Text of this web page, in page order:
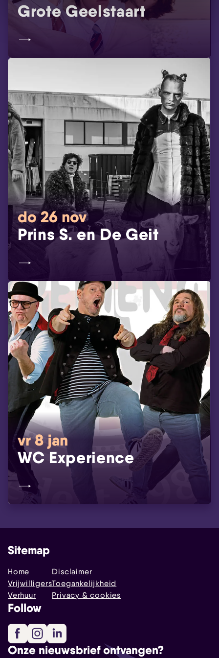
Grote Geelstaart
do 26 nov
Prins S. en De Geit
vr 8 jan
WC Experience
Sitemap
Home
Vrijwilligers
Verhuur
Disclaimer
Toegankelijkheid
Privacy & cookies
Follow
FacebookInstagram
Onze nieuwsbrief ontvangen?